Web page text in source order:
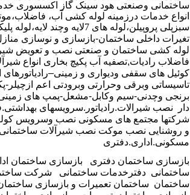
ساختمانی وصنعتی هود سینک گاز اکسسوری
انواع خدمات درزمینه لوله کشی آب،
سبزپلی پروپیلن،لوله های 7لایه وچند لایه،لوله پلیکا وپلی اتیلن،لوله های فشار قوی
تغیرات داخلی ساختمان-بازسازی و نوسازی
لوله کشی ساختمان و صنعتی نصب و تعويض
فاضلاب رادیات,تصفیه آب پکیچ بخاری انواع
کوئیل های سقفی ودیواری و زمینی–رادیاتورهای
تاسیساتی وبرقی وحرارتی وبرودتی اعم ازچیلر-
برنجی وچدنی-سیم وکابل-مشعل-پمپ های زمینی
دار
نصب شیرالات.رادیاتور.سرویسهای
شرکتها مجتمع های مسکونی نصب وسرویس
و روشنایی نصب موکت نصب شیرآلات ساختمانی
مسکونی.اداری.دفتری
بازسازی ساختمان دفتری
بازسازی ساختمان
ساختمانی دفترخدمات ساختمانی شرکت
ساختمان ساختمان تعمیرات و بازسازی